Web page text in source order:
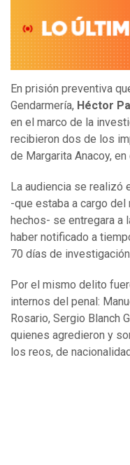
En prisión preventiva
Gendarmería, Héctor
en el marco de la
recibieron dos de los
de Margarita Anacoy,
La audiencia se realizó
-que estaba a cargo
hechos- se entregara a
haber notificado a
70 días de
Por el mismo delito
internos del penal:
Rosario, Sergio Blanch
quienes agredieron y
los reos, de